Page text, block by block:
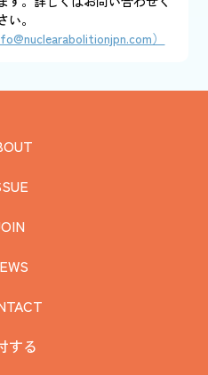
い。
）
する